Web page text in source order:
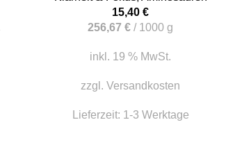
15,40€
256,67€ / 1000 g
inkl. 19 % MwSt.
zzgl.Versandkosten
Lieferzeit: 1-3 Werktage